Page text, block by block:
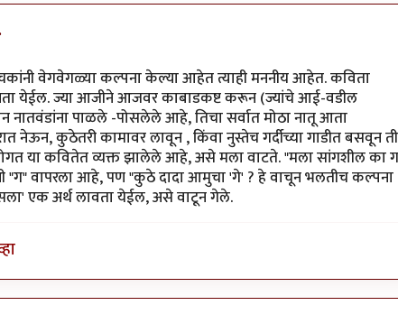
वेगवेगळ्या कल्पना केल्या आहेत त्याही मननीय आहेत. कविता
येईल. ज्या आजीने आजवर काबाडकष्ट करून (ज्यांचे आई-वडील
पाळले -पोसलेले आहे, तिचा सर्वात मोठा नातू आता
कुठेतरी कामावर लावून , किंवा नुस्तेच गर्दीच्या गाडीत बसवून ती
या कवितेत व्यक्त झालेले आहे, असे मला वाटते. "मला सांगशील का ग
"ग" वापरला आहे, पण "कुठे दादा आमुचा 'गे' ? हे वाचून भलतीच कल्पना
एक अर्थ लावता येईल, असे वाटून गेले.